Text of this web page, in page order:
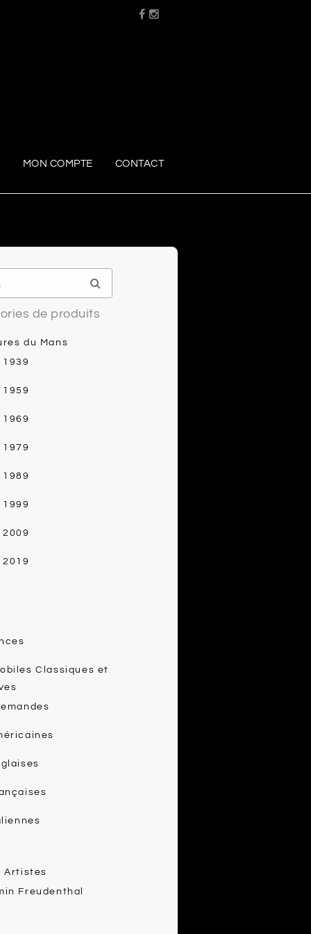
MON COMPTE CONTACT
de produits
du Mans
1939
1959
1969
1979
1989
1999
Classiques et
Artistes
Freudenthal